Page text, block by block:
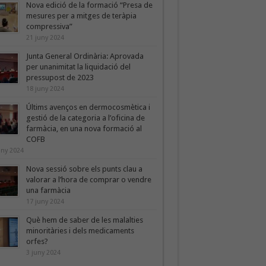
Nova edició de la formació “Presa de
mesures per a mitges de teràpia
compressiva”
21 juny 2024
Junta General Ordinària: Aprovada
per unanimitat la liquidació del
pressupost de 2023
18 juny 2024
Últims avenços en dermocosmètica i
gestió de la categoria a l’oficina de
farmàcia, en una nova formació al
COFB
2024
Nova sessió sobre els punts clau a
valorar a l’hora de comprar o vendre
una farmàcia
17 juny 2024
Què hem de saber de les malalties
minoritàries i dels medicaments
orfes?
3 juny 2024